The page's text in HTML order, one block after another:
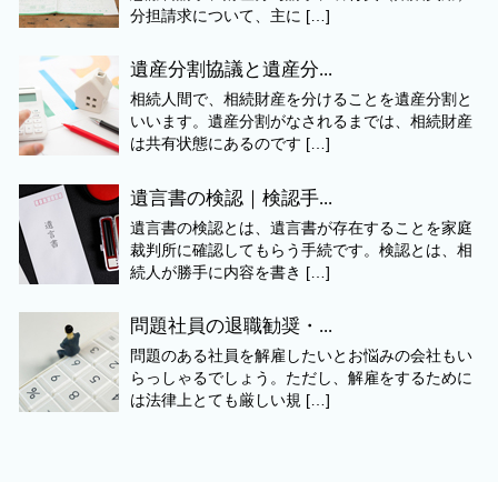
分担請求について、主に […]
遺産分割協議と遺産分...
相続人間で、相続財産を分けることを遺産分割と
いいます。遺産分割がなされるまでは、相続財産
は共有状態にあるのです […]
遺言書の検認｜検認手...
遺言書の検認とは、遺言書が存在することを家庭
裁判所に確認してもらう手続です。検認とは、相
続人が勝手に内容を書き […]
問題社員の退職勧奨・...
問題のある社員を解雇したいとお悩みの会社もい
らっしゃるでしょう。ただし、解雇をするために
は法律上とても厳しい規 […]